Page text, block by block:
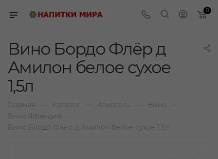
0
Вино Бордо Флёр д
Амилон белое сухое
1,5л
Главная Каталог Алкоголь Вино
Вино Франции
Вино Бордо Флёр д Амилон белое сухое 1,5л